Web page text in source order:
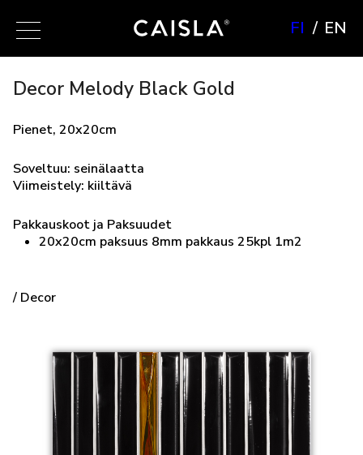
FI EN
Decor Melody Black Gold
Pienet, 20x20cm
Soveltuu: seinälaatta
Viimeistely: kiiltävä
Pakkauskoot ja Paksuudet
20x20cm paksuus 8mm pakkaus 25kpl 1m2
/ Decor